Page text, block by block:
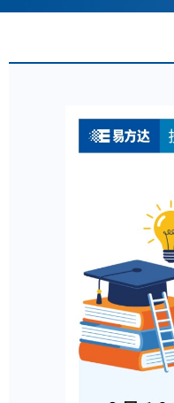
官
时间：2026-07-02